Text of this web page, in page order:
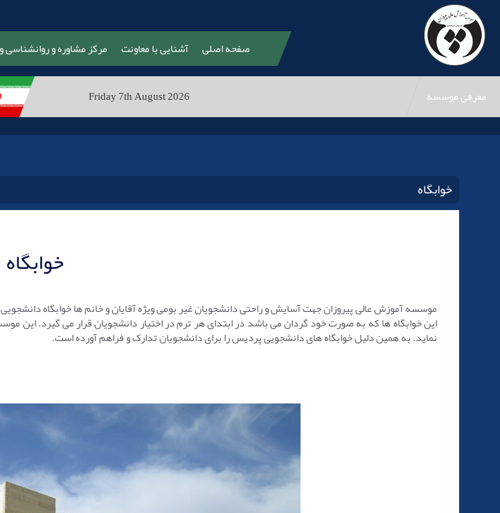
صفحه اصلی
آشنایی با معاونت مرکز مشاوره و روانشناسی
معرفی موسسه Friday 7th August 2026
خوابگاه
خوابگاه
موسسه آموزش عالی پیروزان جهت آسایش و راحتی دانشجویان غیر بومی ویژه آقایان و خانم ها خوابگاه
این خوابگاه ها که به صورت خود گردان می باشد در ابتدای هر ترم در اختیار دانشجویان قرار می گیرد. این
نماید. به همین دلیل خوابگاه های دانشجویی پردیس را برای دانشجویان تدارک و فراهم آورده است.